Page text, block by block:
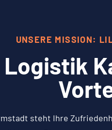
UNSERE MISSION:
Logistik
steht Ihre